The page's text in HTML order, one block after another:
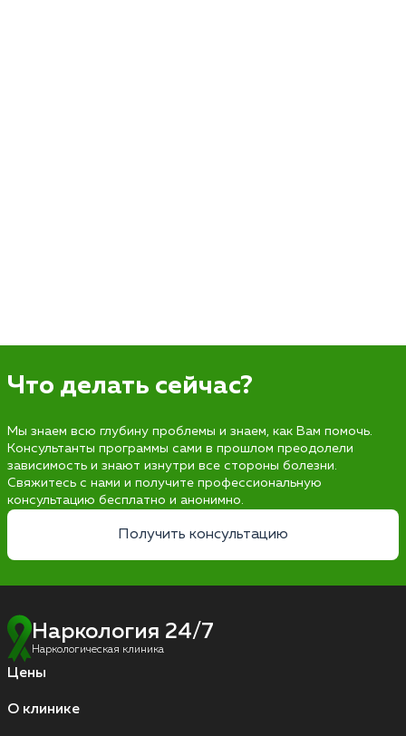
Что делать сейчас?
Мы знаем всю глубину проблемы и знаем, как Вам помочь.
Консультанты программы сами в прошлом преодолели
зависимость и знают изнутри все стороны болезни.
Свяжитесь с нами и получите профессиональную
консультацию бесплатно и анонимно.
Получить консультацию
Наркология 24/7
Наркологическая клиника
Цены
О клинике